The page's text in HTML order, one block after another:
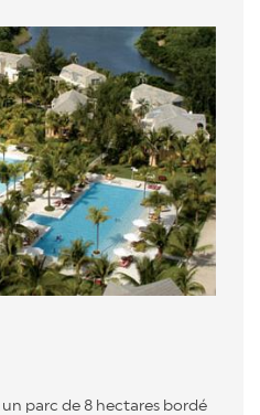
parc de 8 hectares bordé